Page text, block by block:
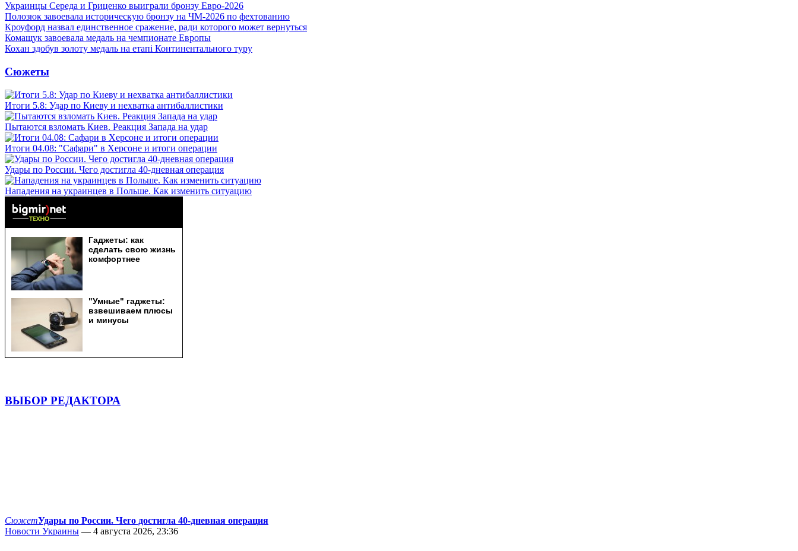
Украинцы Середа и Гриценко выиграли бронзу Евро-2026
Полозюк завоевала историческую бронзу на ЧМ-2026 по фехтованию
Кроуфорд назвал единственное сражение, ради которого может вернуться
Комащук завоевала медаль на чемпионате Европы
Кохан здобув золоту медаль на етапі Континентального туру
Сюжеты
Итоги 5.8: Удар по Киеву и нехватка антибаллистики
Пытаются взломать Киев. Реакция Запада на удар
Итоги 04.08: "Сафари" в Херсоне и итоги операции
Удары по России. Чего достигла 40-дневная операция
Нападения на украинцев в Польше. Как изменить ситуацию
ВЫБОР РЕДАКТОРА
СюжетУдары по России. Чего достигла 40-дневная операция
Новости Украины — 4 августа 2026, 23:36